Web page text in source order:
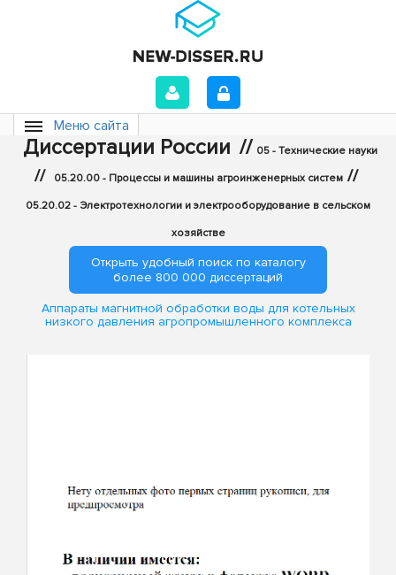
Меню сайта
Диссертации России // 05 - Технические науки
// 05.20.00 - Процессы и машины агроинженерных систем //
05.20.02 - Электротехнологии и электрооборудование в сельском
хозяйстве
Открыть удобный поиск по каталогу
более 800 000 диссертаций
Аппараты магнитной обработки воды для котельных
низкого давления агропромышленного комплекса